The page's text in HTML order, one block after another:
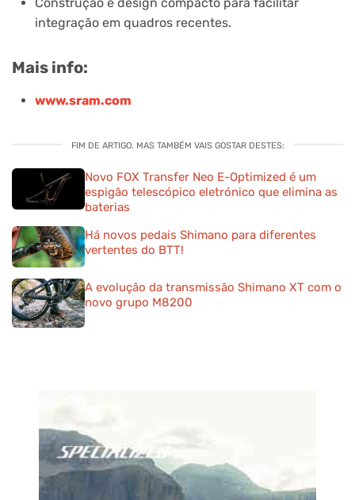
integração em quadros recentes.
Mais info:
www.sram.com
FIM DE ARTIGO. MAS TAMBÉM VAIS GOSTAR DESTES:
Novo FOX Transfer Neo E-Optimized é um
espigão telescópico eletrónico que elimina as
baterias
Há novos pedais Shimano para diferentes
vertentes do BTT!
A evolução da transmissão Shimano XT com o
novo grupo M8200